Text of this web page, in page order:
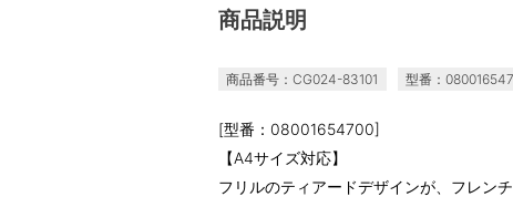
商品説明
商品番号：CG024-83101 型番：
[型番：08001654700]
【A4サイズ対応】
フリルのティアードデザインが、フレン